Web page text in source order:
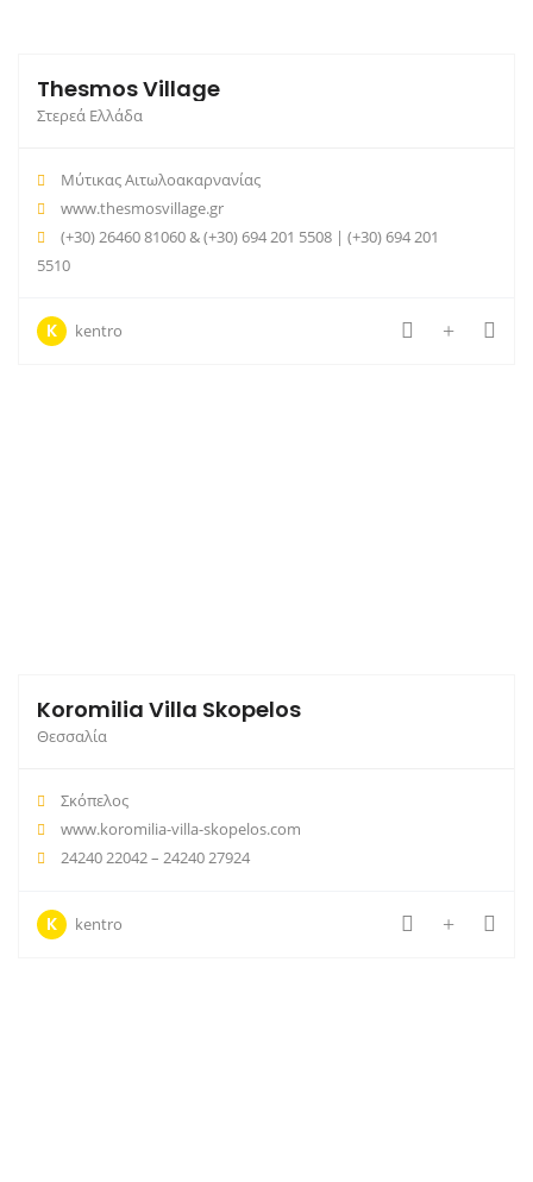
Thesmos Village
Στερεά Ελλάδα
Μύτικας Αιτωλοακαρνανίας
www.thesmosvillage.gr
(+30) 26460 81060 & (+30) 694 201 5508 | (+30) 694 201
5510
K kentro
Koromilia Villa Skopelos
Θεσσαλία
Σκόπελος
www.koromilia-villa-skopelos.com
24240 22042 – 24240 27924
K kentro